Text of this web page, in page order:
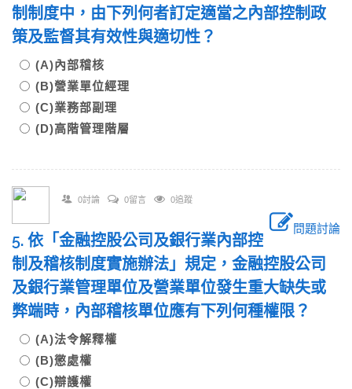
制制度中，由下列何者訂定適當之內部控制政
策及監督其有效性與適切性？
(A)內部稽核
(B)營業單位經理
(C)業務部副理
(D)高階管理階層
0討論 0留言 0追蹤
問題討論
5. 依「金融控股公司及銀行業內部控
制及稽核制度實施辦法」規定，金融控股公司
及銀行業管理單位及營業單位發生重大缺失或
弊端時，內部稽核單位應有下列何種權限？
(A)法令解釋權
(B)懲處權
(C)辯護權